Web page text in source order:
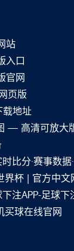
站
入口
官网
页版
载地址
— 高清可放大
比分·赛事数据
界杯 | 官方中文
注APP-足球下
买球在线官网